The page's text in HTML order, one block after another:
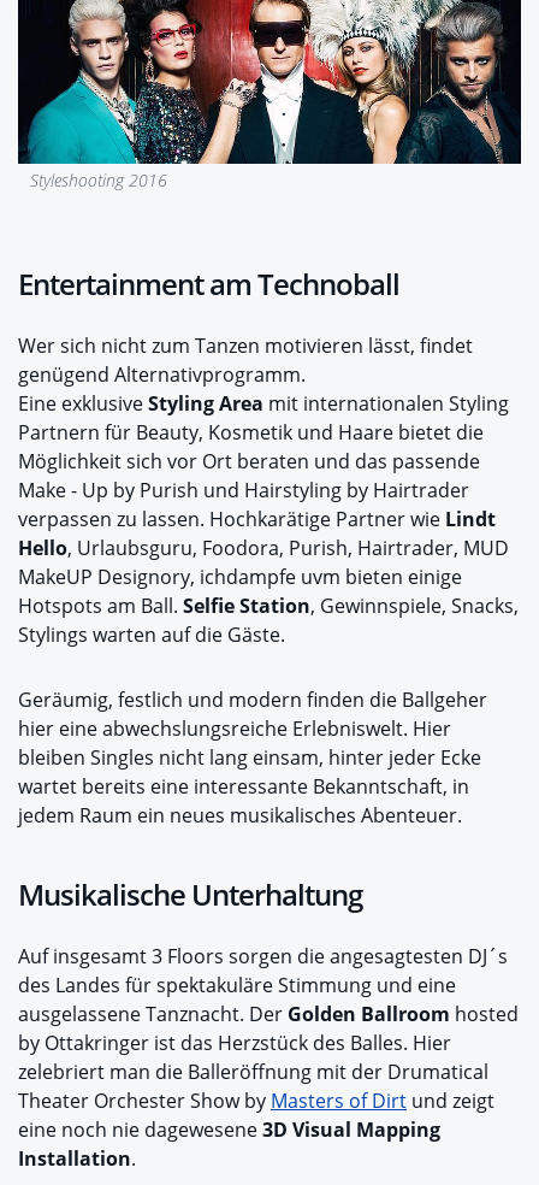
Styleshooting 2016
Entertainment am Technoball
Wer sich nicht zum Tanzen motivieren lässt, findet
genügend Alternativprogramm.
Eine exklusiveStyling Area mit internationalen Styling
Partnern für Beauty, Kosmetik und Haare bietet die
Möglichkeit sich vor Ort beraten und das passende
Make - Up by Purish und Hairstyling by Hairtrader
verpassen zu lassen. Hochkarätige Partner wie Lindt
Hello, Urlaubsguru, Foodora, Purish, Hairtrader, MUD
MakeUP Designory, ichdampfe uvm bieten einige
Hotspots am Ball. Selfie Station, Gewinnspiele, Snacks,
Stylings warten auf die Gäste.
Geräumig, festlich und modern finden die Ballgeher
hier eine abwechslungsreiche Erlebniswelt. Hier
bleiben Singles nicht lang einsam, hinter jeder Ecke
wartet bereits eine interessante Bekanntschaft, in
jedem Raum ein neues musikalisches Abenteuer.
Musikalische Unterhaltung
Auf insgesamt 3 Floors sorgen die angesagtesten DJ´s
des Landes für spektakuläre Stimmung und eine
ausgelassene Tanznacht. Der Golden Ballroom hosted
by Ottakringer ist das Herzstück des Balles. Hier
zelebriert man die Balleröffnung mit der Drumatical
Theater Orchester Show by Masters of Dirt und zeigt
eine noch nie dagewesene3D Visual Mapping
Installation.